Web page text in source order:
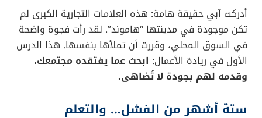
أدركت آبي حقيقة هامة: هذه العلامات التجارية الكبرى لم
تكن موجودة في مدينتها “هاموند”. لقد رأت فجوة واضحة
في السوق المحلي، وقررت أن تملأها بنفسها. هذا الدرس
الأول في ريادة الأعمال: ابحث عما يفتقده مجتمعك،
وقدمه لهم بجودة لا تُضاهى.
ستة أشهر من الفشل… والتعلم